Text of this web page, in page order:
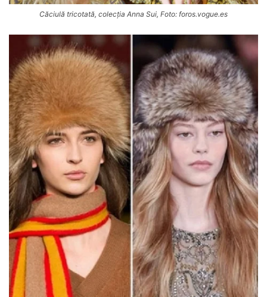
Căciulă tricotată, colecția Anna Sui, Foto: foros.vogue.es